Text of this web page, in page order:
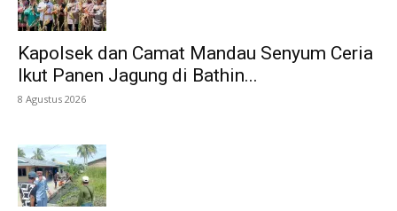
Kapolsek dan Camat Mandau Senyum Ceria
Ikut Panen Jagung di Bathin...
8 Agustus 2026